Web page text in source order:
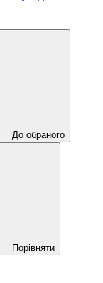
До обраного
Порівняти